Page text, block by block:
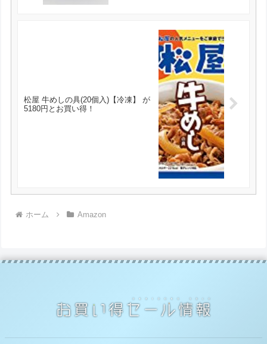
松屋 牛めしの具(20個入)【冷凍】 が
5180円とお買い得！
ホーム Amazon